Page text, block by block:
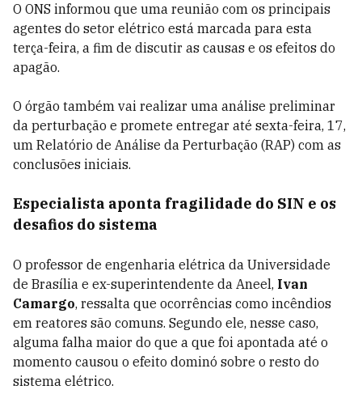
O ONS informou que uma reunião com os principais
agentes do setor elétrico está marcada para esta
terça-feira, a fim de discutir as causas e os efeitos do
apagão.
O órgão também vai realizar uma análise preliminar
da perturbação e promete entregar até sexta-feira, 17,
um Relatório de Análise da Perturbação (RAP) com as
conclusões iniciais.
Especialista aponta fragilidade do SIN e os
desafios do sistema
O professor de engenharia elétrica da Universidade
de Brasília e ex-superintendente da Aneel, Ivan
Camargo, ressalta que ocorrências como incêndios
em reatores são comuns. Segundo ele, nesse caso,
alguma falha maior do que a que foi apontada até o
momento causou o efeito dominó sobre o resto do
sistema elétrico.